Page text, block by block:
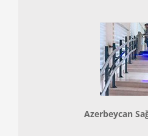
Azerbeycan